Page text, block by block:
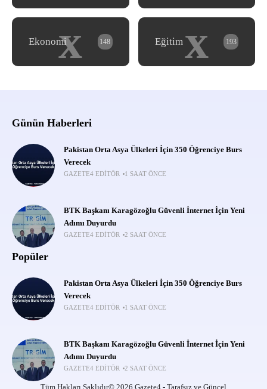
x
Ekonomi 148 x
Eğitim 193
Günün Haberleri
Pakistan Orta Asya Ülkeleri İçin 350 Öğrenciye Burs
Verecek
GAZETE4 EDITÖR 1 SAAT ÖNCE
BTK Başkanı Karagözoğlu Güvenli İnternet İçin Yeni
Adımı Duyurdu
GAZETE4 EDITÖR 2 SAAT ÖNCE
Popüler
Pakistan Orta Asya Ülkeleri İçin 350 Öğrenciye Burs
Verecek
GAZETE4 EDITÖR 1 SAAT ÖNCE
BTK Başkanı Karagözoğlu Güvenli İnternet İçin Yeni
Adımı Duyurdu
GAZETE4 EDITÖR 2 SAAT ÖNCE